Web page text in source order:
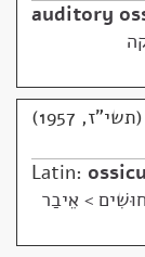
auditory
1957)
Latin:
> אֵיבַר